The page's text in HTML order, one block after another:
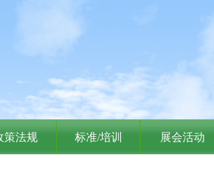
策法规 标准/培训 展会活动